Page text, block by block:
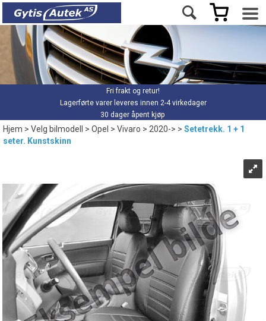
Fri frakt og retur!
Lagerførte varer leveres innen 2-4 virkedager
30 dager åpent kjøp
Hjem>Velg bilmodell >Opel >Vivaro>2020->>Setetrekk. 1 + 1
seter. Kunstskinn